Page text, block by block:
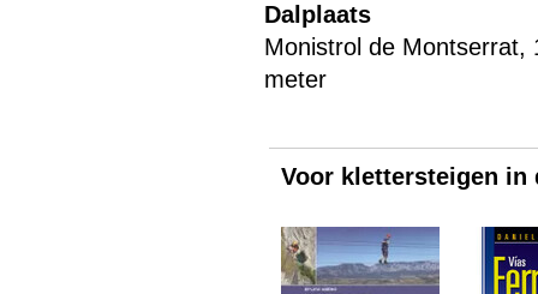
Dalplaats
Monistrol de Montserrat,
meter
Voor klettersteigen in